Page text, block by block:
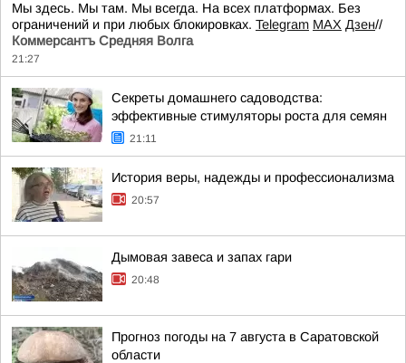
Мы здесь. Мы там. Мы всегда. На всех платформах. Без
ограничений и при любых блокировках. Telegram MAX Дзен//
Коммерсантъ Средняя Волга
21:27
Секреты домашнего садоводства:
эффективные стимуляторы роста для семян
21:11
История веры, надежды и профессионализма
20:57
Дымовая завеса и запах гари
20:48
Прогноз погоды на 7 августа в Саратовской
области